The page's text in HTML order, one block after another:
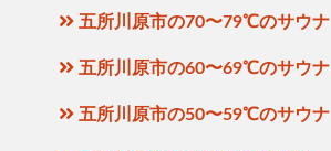
五所川原市の70〜79℃のサウナ
五所川原市の60〜69℃のサウナ
五所川原市の50〜59℃のサウナ